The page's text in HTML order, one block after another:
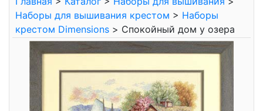
Наборы для вышивания крестом > Наборы
крестом Dimensions > Спокойный дом у озера